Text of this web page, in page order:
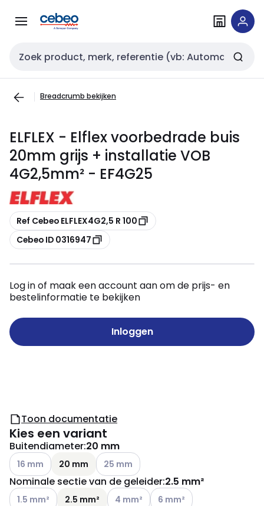
naar
naar
Zoekveld invoer
Breadcrumb bekijken
ELFLEX - Elflex voorbedrade buis
20mm grijs + installatie VOB
4G2,5mm² - EF4G25
Kopiëren
Ref Cebeo ELFLEX4G2,5 R 100
Kopiëren
Cebeo ID 0316947
Log in of maak een account aan om de prijs- en
bestelinformatie te bekijken
Inloggen
Toon documentatie
Kies een variant
Buitendiameter:20 mm
Andere varianten (Huidige combinatie niet mogelijk)
16 mm 20 mm Andere varianten (Huidige combinatie
25 mm
Nominale sectie van de geleider:2.5 mm²
Andere varianten (Huidige combinatie niet mogelijk)
1.5 mm² 2.5 mm² Andere varianten (Huidige
4 mm² Andere varianten (Huidige
6 mm²